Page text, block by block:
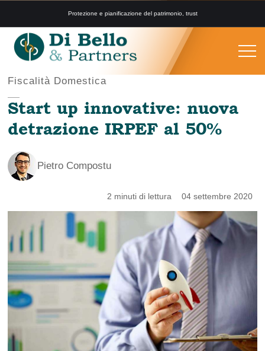
Protezione e pianificazione del patrimonio, trust
Fiscalità Domestica
Start up innovative: nuova
detrazione IRPEF al 50%
Pietro Compostu
2 minuti di lettura 04 settembre 2020